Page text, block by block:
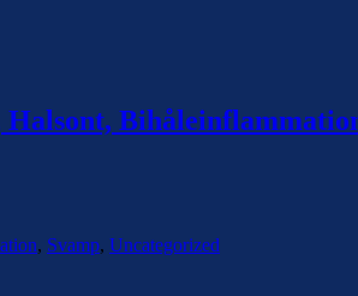
, Svamp, Uncategorized